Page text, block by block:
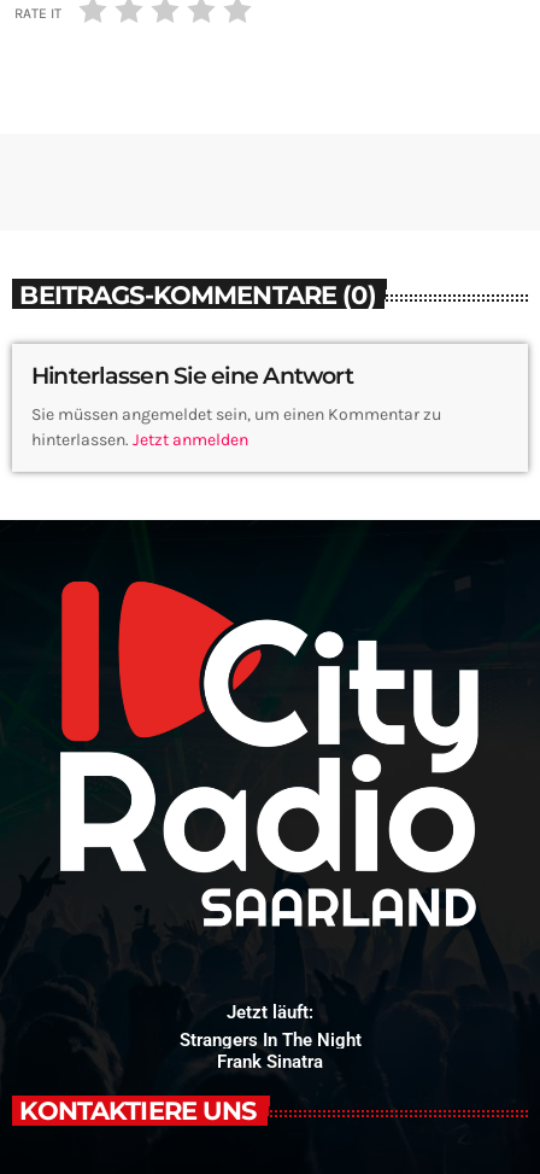
RATE IT
BEITRAGS-KOMMENTARE (0)
Hinterlassen Sie eine Antwort
Sie müssen angemeldet sein, um einen Kommentar zu
hinterlassen. Jetzt anmelden
Jetzt läuft:
Strangers In The Night
Frank Sinatra
KONTAKTIERE UNS